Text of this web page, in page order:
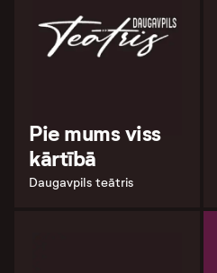
Pie mums viss
kārtībā
Daugavpils teātris